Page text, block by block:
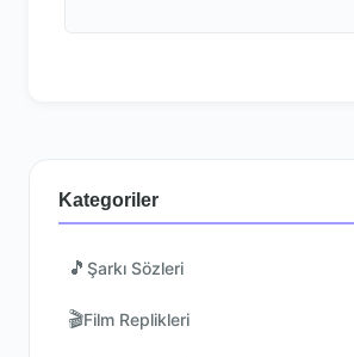
Kategoriler
🎵 Şarkı Sözleri
🎬Film Replikleri